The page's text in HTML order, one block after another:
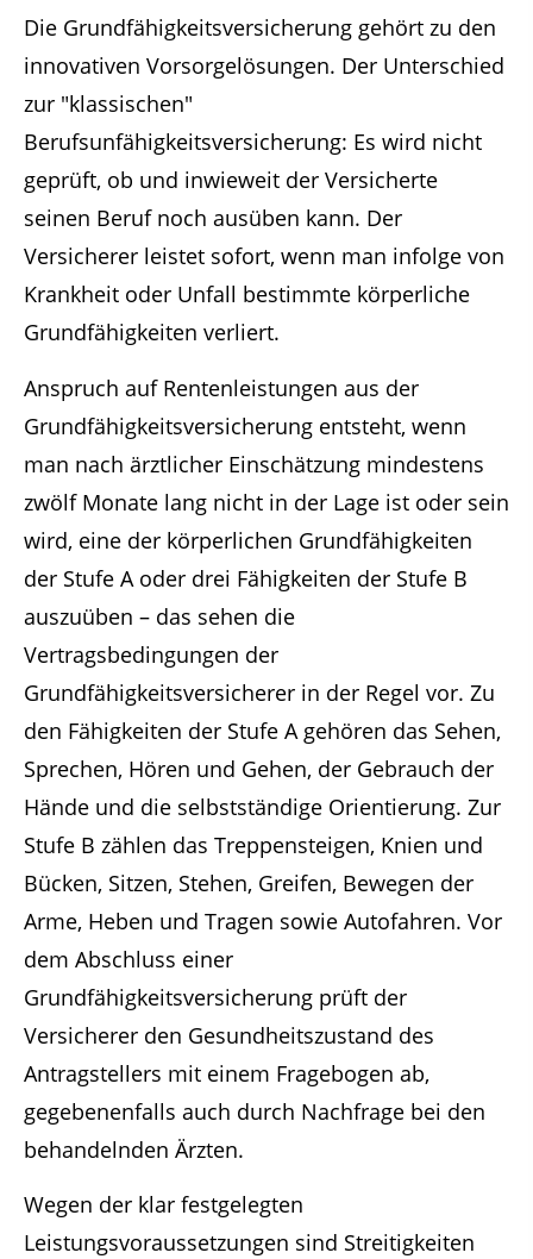
Die Grundfähigkeitsversicherung gehört zu den
innovativen Vorsorgelösungen. Der Unterschied
zur "klassischen"
Berufsunfähigkeitsversicherung: Es wird nicht
geprüft, ob und inwieweit der Versicherte
seinen Beruf noch ausüben kann. Der
Versicherer leistet sofort, wenn man infolge von
Krankheit oder Unfall bestimmte körperliche
Grundfähigkeiten verliert.
Anspruch auf Rentenleistungen aus der
Grundfähigkeitsversicherung entsteht, wenn
man nach ärztlicher Einschätzung mindestens
zwölf Monate lang nicht in der Lage ist oder sein
wird, eine der körperlichen Grundfähigkeiten
der Stufe A oder drei Fähigkeiten der Stufe B
auszuüben – das sehen die
Vertragsbedingungen der
Grundfähigkeitsversicherer in der Regel vor. Zu
den Fähigkeiten der Stufe A gehören das Sehen,
Sprechen, Hören und Gehen, der Gebrauch der
Hände und die selbstständige Orientierung. Zur
Stufe B zählen das Treppensteigen, Knien und
Bücken, Sitzen, Stehen, Greifen, Bewegen der
Arme, Heben und Tragen sowie Autofahren. Vor
dem Abschluss einer
Grundfähigkeitsversicherung prüft der
Versicherer den Gesundheitszustand des
Antragstellers mit einem Fragebogen ab,
gegebenenfalls auch durch Nachfrage bei den
behandelnden Ärzten.
Wegen der klar festgelegten
Leistungsvoraussetzungen sind Streitigkeiten